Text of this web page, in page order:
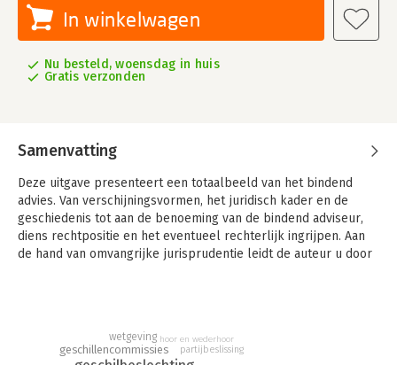
In winkelwagen
Nu besteld, woensdag in huis
Gratis verzonden
Samenvatting
Deze uitgave presenteert een totaalbeeld van het bindend
advies. Van verschijningsvormen, het juridisch kader en de
geschiedenis tot aan de benoeming van de bindend adviseur,
diens rechtpositie en het eventueel rechterlijk ingrijpen. Aan
de hand van omvangrijke jurisprudentie leidt de auteur u door
maatschappelijk leven op zeer ruime schaal toegepast. Naast
geschilbeslechting biedt het bindend advies de mogelijkheid
geschillencommissies
wetgeving hoor en wederhoor
partijbeslissing